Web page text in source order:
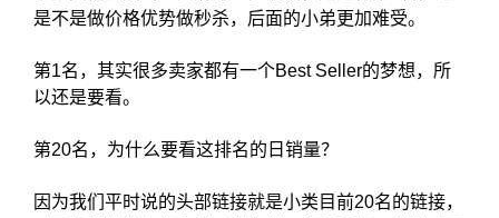
是不是做价格优势做秒杀，后面的小弟更加难受。
第1名，其实很多卖家都有一个Best Seller的梦想，所
以还是要看。
第20名，为什么要看这排名的日销量？
因为我们平时说的头部链接就是小类目前20名的链接，